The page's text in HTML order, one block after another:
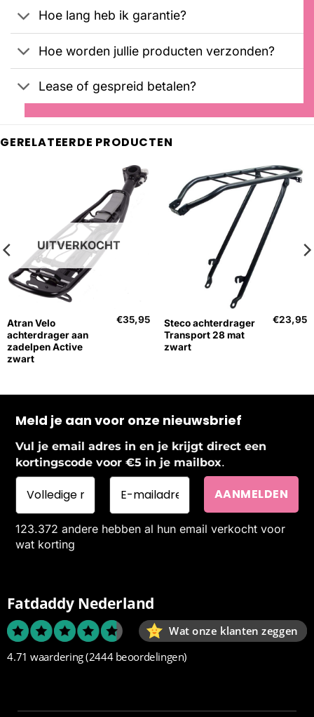
Hoe lang heb ik garantie?
Hoe worden jullie producten verzonden?
Lease of gespreid betalen?
GERELATEERDE PRODUCTEN
UITVERKOCHT
Atran Velo
achterdrager aan
zadelpen Active
zwart
€35,95
Steco achterdrager
Transport 28 mat
zwart
€23,95
Meld je aan voor onze nieuwsbrief
Vul je email adres in en je krijgt direct een
kortingscode voor €5 in je mailbox.
123.372 andere hebben al hun email verkocht voor
wat korting
Fatdaddy Nederland
Wat onze klanten zeggen
4.71 waardering(2444 beoordelingen)